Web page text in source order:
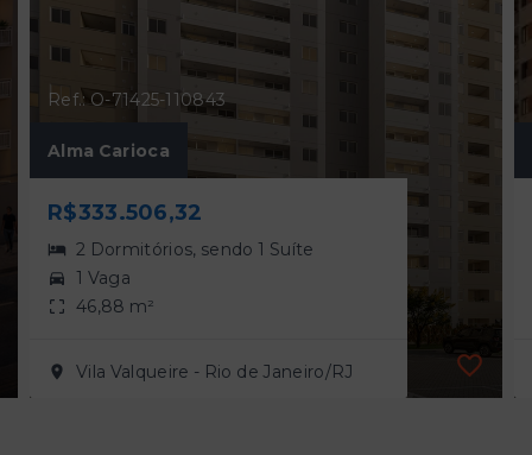
Ref.: O-71425-110843
Alma Carioca
R$333.506,32
2 Dormitórios, sendo 1 Suíte
1 Vaga
46,88 m²
Vila Valqueire - Rio de Janeiro/RJ